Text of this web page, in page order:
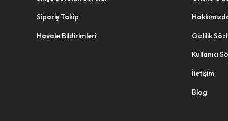
BANAT
BANIO
Sipariş Takip
Havale Bildirimleri Gizlilik
Kullanıcı
İletişim
Blog